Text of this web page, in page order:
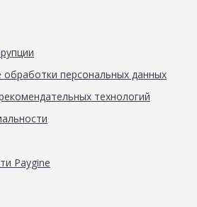
персональных данных
технологий
Paygine